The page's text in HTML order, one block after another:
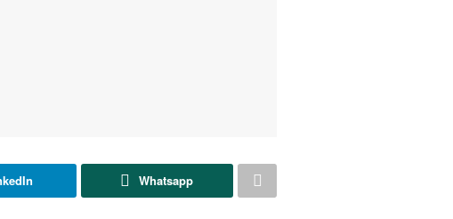
Whatsapp